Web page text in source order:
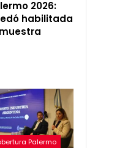
2026:
habilitada
Palermo